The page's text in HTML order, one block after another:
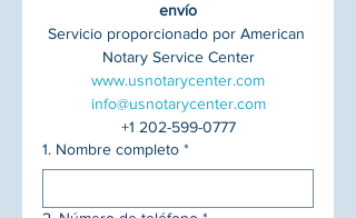
envío
Servicio proporcionado por American
Notary Service Center
www.usnotarycenter.com
info@usnotarycenter.com
+1 202-599-0777
1. Nombre completo *